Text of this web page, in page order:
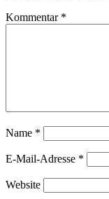
Kommentar *
Name *
E-Mail-Adresse *
Website